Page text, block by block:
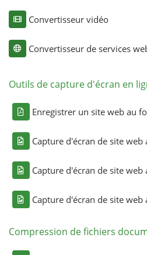
Convertisseur vidéo
Convertisseur de services
Outils de capture d'écran en
Enregistrer un site web au
Capture d'écran de site web
Capture d'écran de site web
Capture d'écran de site web
Compression de fichiers